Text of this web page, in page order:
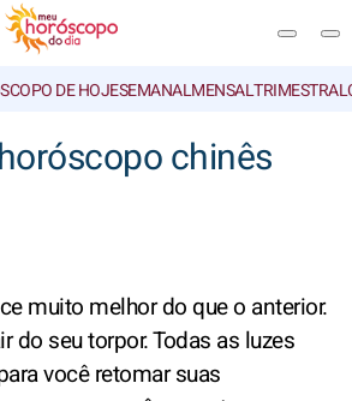
DE HOJESEMANALMENSALTRIMESTRAL
chinês
muito melhor do que o anterior.
do seu torpor. Todas as luzes
você retomar suas